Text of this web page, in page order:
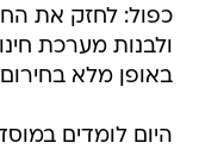
כפול: לחזק את
ולבנות מערכת
באופן מלא
היום לומדים